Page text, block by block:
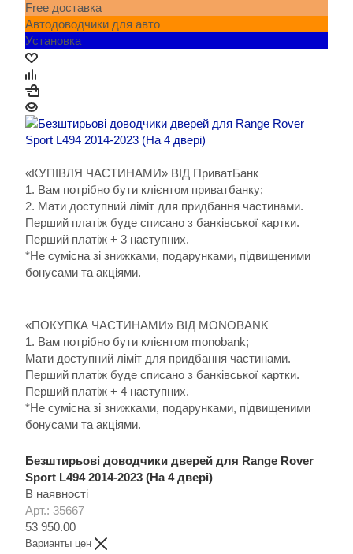
Free доставка
Автодоводчики для авто
Установка
«КУПІВЛЯ ЧАСТИНАМИ» ВІД ПриватБанк
1. Вам потрібно бути клієнтом приватбанку;
2. Мати доступний ліміт для придбання частинами.
Перший платіж буде списано з банківської картки.
Перший платіж + 3 наступних.
*Не сумісна зі знижками, подарунками, підвищеними
бонусами та акціями.
«ПОКУПКА ЧАСТИНАМИ» ВІД MONOBANK
1. Вам потрібно бути клієнтом monobank;
Мати доступний ліміт для придбання частинами.
Перший платіж буде списано з банківської картки.
Перший платіж + 4 наступних.
*Не сумісна зі знижками, подарунками, підвищеними
бонусами та акціями.
Безштирьові доводчики дверей для Range Rover
Sport L494 2014-2023 (На 4 двері)
В наявності
Арт.: 35667
53 950.00
Варианты цен